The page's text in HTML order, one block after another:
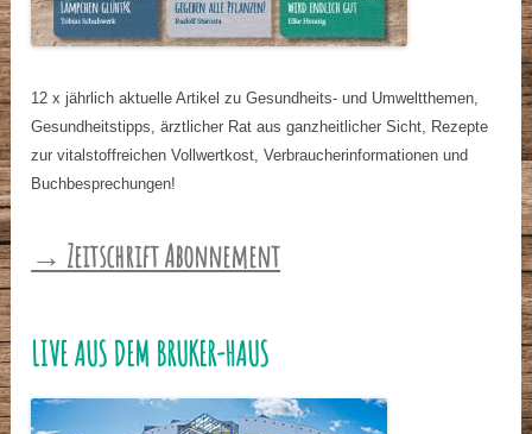
12 x jährlich aktuelle Artikel zu Gesundheits- und Umweltthemen,
Gesundheitstipps, ärztlicher Rat aus ganzheitlicher Sicht, Rezepte
zur vitalstoffreichen Vollwertkost, Verbraucherinformationen und
Buchbesprechungen!
→ Zeitschrift Abonnement
LIVE AUS DEM BRUKER-HAUS